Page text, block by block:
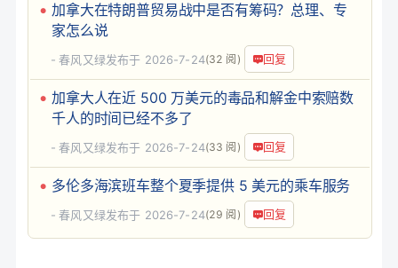
加拿大在特朗普贸易战中是否有筹码？总理、专
家怎么说
春风又绿 (32 阅) 回复
发布于 2026-7-24
加拿大人在近 500 万美元的毒品和解金中索赔数
千人的时间已经不多了
春风又绿 (33 阅) 回复
发布于 2026-7-24
多伦多海滨班车整个夏季提供 5 美元的乘车服务
春风又绿 (29 阅) 回复
发布于 2026-7-24